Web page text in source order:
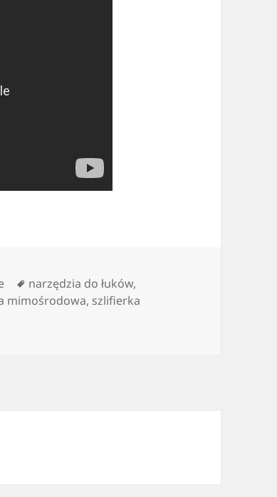
Tagi
narzędzia do łuków,
mimośrodowa, szlifierka